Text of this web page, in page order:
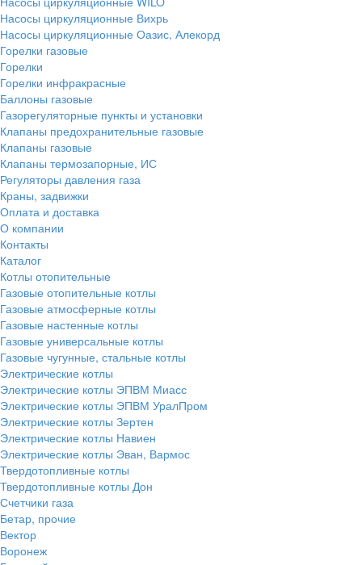
Насосы циркуляционные Вихрь
Насосы циркуляционные Оазис, Алекорд
Горелки газовые
Горелки
Горелки инфракрасные
Баллоны газовые
Газорегуляторные пункты и установки
Клапаны предохранительные газовые
Клапаны газовые
Клапаны термозапорные, ИС
Регуляторы давления газа
Краны, задвижки
Оплата и доставка
О компании
Контакты
Каталог
Котлы отопительные
Газовые отопительные котлы
Газовые атмосферные котлы
Газовые настенные котлы
Газовые универсальные котлы
Газовые чугунные, стальные котлы
Электрические котлы
Электрические котлы ЭПВМ Миасс
Электрические котлы ЭПВМ УралПром
Электрические котлы Зертен
Электрические котлы Навиен
Электрические котлы Эван, Вармос
Твердотопливные котлы
Твердотопливные котлы Дон
Счетчики газа
Бетар, прочие
Вектор
Воронеж